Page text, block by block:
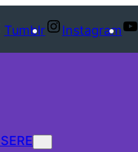
Tumblr Instagram